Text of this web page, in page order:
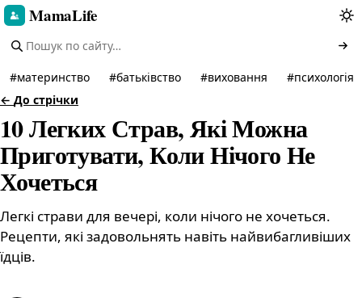
MamaLife
#материнство #батьківство #виховання #психологія
← До стрічки
10 Легких Страв, Які Можна
Приготувати, Коли Нічого Не
Хочеться
Легкі страви для вечері, коли нічого не хочеться.
Рецепти, які задовольнять навіть найвибагливіших
їдців.